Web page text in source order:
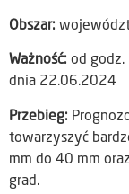
Obszar:
Ważność: od
dnia 22.06.2024
Przebieg:
towarzyszyć
mm do 40 mm
grad.